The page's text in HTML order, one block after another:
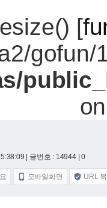
[
gofun/
| 글번호 : 14944 | 0
 모바일화면  URL